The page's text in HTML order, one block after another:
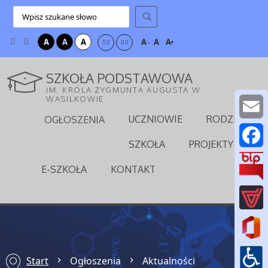
A A A A- A A+
SZKOŁA PODSTAWOWA
IM. KRÓLA ZYGMUNTA AUGUSTA W
WASILKOWIE
OGŁOSZENIA UCZNIOWIE RODZICE
SZKOŁA PROJEKTY
E-SZKOŁA KONTAKT
Start Ogłoszenia Aktualności
E
m
a
F
a
c
e
b